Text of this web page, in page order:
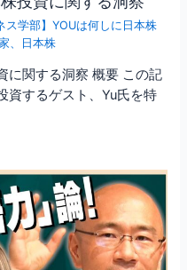
ス学部】YOUは何しに日本株
日本株
に関する洞察 概要 この記
資するゲスト、Yu氏を特